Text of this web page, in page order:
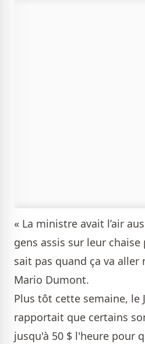
« La ministre avait l’air
gens assis sur leur chaise
sait pas quand ça va aller
Mario Dumont.
Plus tôt cette semaine, le
rapportait que certains
jusqu'à 50 $ l'heure pour